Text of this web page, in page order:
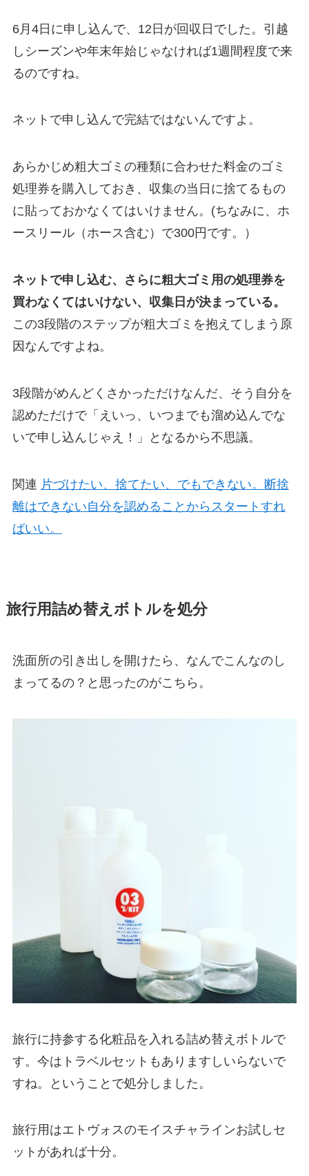
6月4日に申し込んで、12日が回収日でした。引越
しシーズンや年末年始じゃなければ1週間程度で来
るのですね。
ネットで申し込んで完結ではないんですよ。
あらかじめ粗大ゴミの種類に合わせた料金のゴミ
処理券を購入しておき、収集の当日に捨てるもの
に貼っておかなくてはいけません。(ちなみに、ホ
ースリール（ホース含む）で300円です。）
ネットで申し込む、さらに粗大ゴミ用の処理券を
買わなくてはいけない、収集日が決まっている。
この3段階のステップが粗大ゴミを抱えてしまう原
因なんですよね。
3段階がめんどくさかっただけなんだ、そう自分を
認めただけで「えいっ、いつまでも溜め込んでな
いで申し込んじゃえ！」となるから不思議。
関連 片づけたい、捨てたい、でもできない。断捨
離はできない自分を認めることからスタートすれ
ばいい。
旅行用詰め替えボトルを処分
洗面所の引き出しを開けたら、なんでこんなのし
まってるの？と思ったのがこちら。
旅行に持参する化粧品を入れる詰め替えボトルで
す。今はトラベルセットもありますしいらないで
すね。ということで処分しました。
旅行用はエトヴォスのモイスチャラインお試しセ
ットがあれば十分。